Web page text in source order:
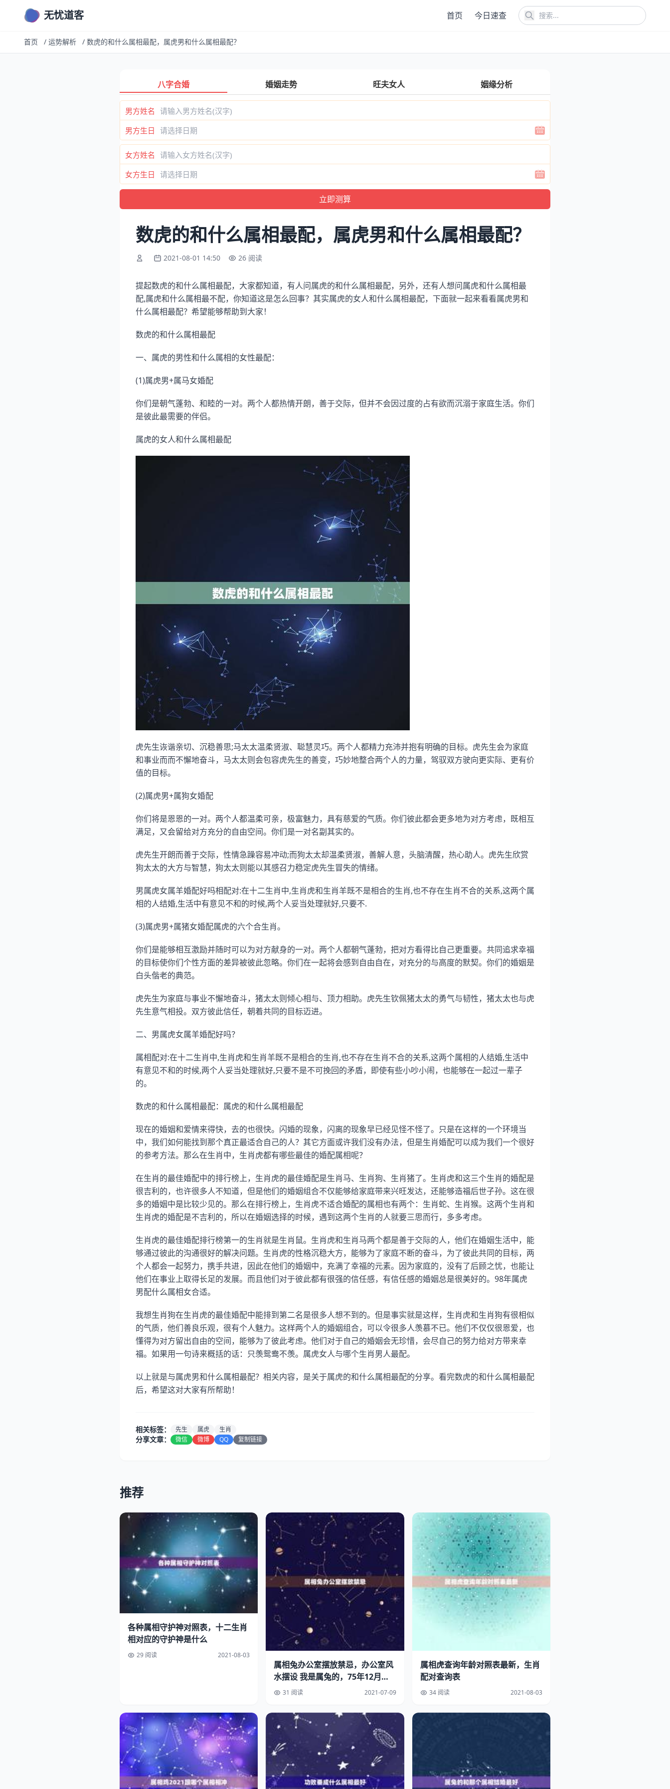
无忧道客 首页 今日速查
首页 / 运势解析 / 数虎的和什么属相最配，属虎男和什么属相最配？
八字合婚 婚姻走势 旺夫女人 姻缘分析
男方姓名
男方生日
女方姓名
女方生日
数虎的和什么属相最配，属虎男和什么属相最配？
2021-08-01 14:50 26 阅读
提起数虎的和什么属相最配，大家都知道，有人问属虎的和什么属相最配，另外，还有人想问属虎和什么属相最
配,属虎和什么属相最不配，你知道这是怎么回事？其实属虎的女人和什么属相最配，下面就一起来看看属虎男和
什么属相最配？希望能够帮助到大家！
数虎的和什么属相最配
一、属虎的男性和什么属相的女性最配：
(1)属虎男+属马女婚配
你们是朝气蓬勃、和睦的一对。两个人都热情开朗，善于交际，但并不会因过度的占有欲而沉溺于家庭生活。你们
是彼此最需要的伴侣。
属虎的女人和什么属相最配
虎先生诙谐亲切、沉稳善思;马太太温柔贤淑、聪慧灵巧。两个人都精力充沛并抱有明确的目标。虎先生会为家庭
和事业而而不懈地奋斗，马太太则会包容虎先生的善变，巧妙地整合两个人的力量，驾驭双方驶向更实际、更有价
值的目标。
(2)属虎男+属狗女婚配
你们将是恩恩的一对。两个人都温柔可亲，极富魅力，具有慈爱的气质。你们彼此都会更多地为对方考虑，既相互
满足，又会留给对方充分的自由空间。你们是一对名副其实的。
虎先生开朗而善于交际，性情急躁容易冲动;而狗太太却温柔贤淑，善解人意，头脑清醒，热心助人。虎先生欣赏
狗太太的大方与智慧，狗太太则能以其感召力稳定虎先生冒失的情绪。
男属虎女属羊婚配好吗相配对:在十二生肖中,生肖虎和生肖羊既不是相合的生肖,也不存在生肖不合的关系,这两个属
相的人结婚,生活中有意见不和的时候,两个人妥当处理就好,只要不.
(3)属虎男+属猪女婚配属虎的六个合生肖。
你们是能够相互激励并随时可以为对方献身的一对。两个人都朝气蓬勃，把对方看得比自己更重要。共同追求幸福
的目标使你们个性方面的差异被彼此忽略。你们在一起将会感到自由自在，对充分的与高度的默契。你们的婚姻是
白头偕老的典范。
虎先生为家庭与事业不懈地奋斗，猪太太则倾心相与、顶力相助。虎先生钦佩猪太太的勇气与韧性，猪太太也与虎
先生意气相投。双方彼此信任，朝着共同的目标迈进。
二、男属虎女属羊婚配好吗？
属相配对:在十二生肖中,生肖虎和生肖羊既不是相合的生肖,也不存在生肖不合的关系,这两个属相的人结婚,生活中
有意见不和的时候,两个人妥当处理就好,只要不是不可挽回的矛盾，即使有些小吵小闹，也能够在一起过一辈子
的。
数虎的和什么属相最配：属虎的和什么属相最配
现在的婚姻和爱情来得快，去的也很快。闪婚的现象，闪离的现象早已经见怪不怪了。只是在这样的一个环境当
中，我们如何能找到那个真正最适合自己的人？其它方面或许我们没有办法，但是生肖婚配可以成为我们一个很好
的参考方法。那么在生肖中，生肖虎都有哪些最佳的婚配属相呢？
在生肖的最佳婚配中的排行榜上，生肖虎的最佳婚配是生肖马、生肖狗、生肖猪了。生肖虎和这三个生肖的婚配是
很吉利的，也许很多人不知道，但是他们的婚姻组合不仅能够给家庭带来兴旺发达，还能够造福后世子孙。这在很
多的婚姻中是比较少见的。那么在排行榜上，生肖虎不适合婚配的属相也有两个：生肖蛇、生肖猴。这两个生肖和
生肖虎的婚配是不吉利的，所以在婚姻选择的时候，遇到这两个生肖的人就要三思而行，多多考虑。
生肖虎的最佳婚配排行榜第一的生肖就是生肖鼠。生肖虎和生肖马两个都是善于交际的人，他们在婚姻生活中，能
够通过彼此的沟通很好的解决问题。生肖虎的性格沉稳大方，能够为了家庭不断的奋斗，为了彼此共同的目标，两
个人都会一起努力，携手共进，因此在他们的婚姻中，充满了幸福的元素。因为家庭的，没有了后顾之忧，也能让
他们在事业上取得长足的发展。而且他们对于彼此都有很强的信任感，有信任感的婚姻总是很美好的。98年属虎
男配什么属相女合适。
我想生肖狗在生肖虎的最佳婚配中能排到第二名是很多人想不到的。但是事实就是这样，生肖虎和生肖狗有很相似
的气质，他们善良乐观，很有个人魅力。这样两个人的婚姻组合，可以令很多人羡慕不已。他们不仅仅很恩爱，也
懂得为对方留出自由的空间，能够为了彼此考虑。他们对于自己的婚姻会无珍惜，会尽自己的努力给对方带来幸
福。如果用一句诗来概括的话：只羡鸳鸯不羡。属虎女人与哪个生肖男人最配。
以上就是与属虎男和什么属相最配？相关内容，是关于属虎的和什么属相最配的分享。看完数虎的和什么属相最配
后，希望这对大家有所帮助！
相关标签： 先生 属虎 生肖
分享文章： 微信 微博 QQ 复制链接
推荐
各种属相守护神对照表，十二生肖
相对应的守护神是什么
29 阅读 2021-08-03
属相兔办公室摆放禁忌，办公室风
水摆设 我是属兔的，75年12月生
日，我
31 阅读 2021-07-09
属相虎查询年龄对照表最新，生肖
配对查询表
34 阅读 2021-08-03